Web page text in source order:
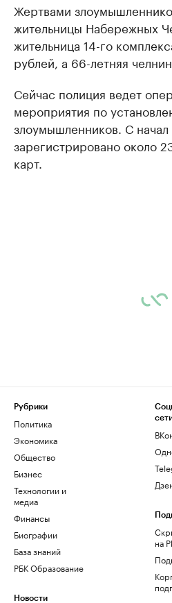
Жертвами
жительницы Набережных
жительница 14-го
рублей, а 66-летняя
Сейчас полиция ведет
мероприятия по
злоумышленников. С начал
зарегистрировано около
карт.
Рубрики
Политика
Экономика
Общество
Бизнес
Технологии и
медиа
Финансы
Биографии
База знаний
РБК Образование
Новости
на